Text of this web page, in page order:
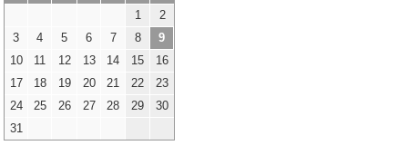
1
2
3
4 5 6 7 8
9
10
11 12 13 14 15
16
17
18 19 20 21 22
23
24
25 26 27 28 29
30
31